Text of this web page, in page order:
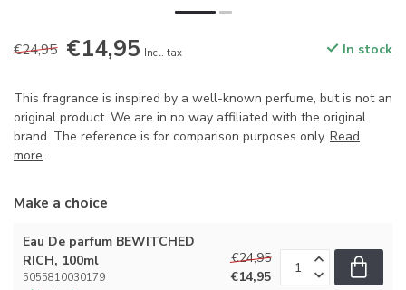
€24,95 €14,95 Incl. tax In stock
This fragrance is inspired by a well-known perfume, but is not an
original product. We are in no way affiliated with the original
brand. The reference is for comparison purposes only. Read
more.
Make a choice
Eau De parfum BEWITCHED
RICH, 100ml
5055810030179
€24,95
€14,95